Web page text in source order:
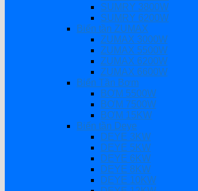
SUMRY 3800W
SUMRY 6200W
Biến tần ZUMAX
ZUMAX 3000W
ZUMAX 5500W
ZUMAX 6200W
ZUMAX 6600W
Biến Tần Bơm
BƠM 5500W
BƠM 7500W
BƠM 15KW
Biến tần Deye
DEYE 3KW
DEYE 5KW
DEYE 6KW
DEYE 8KW
DEYE 10KW